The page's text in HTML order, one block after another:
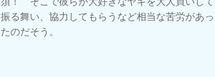
振る舞い、協力してもらうなど相当な苦労があっ
たのだそう。